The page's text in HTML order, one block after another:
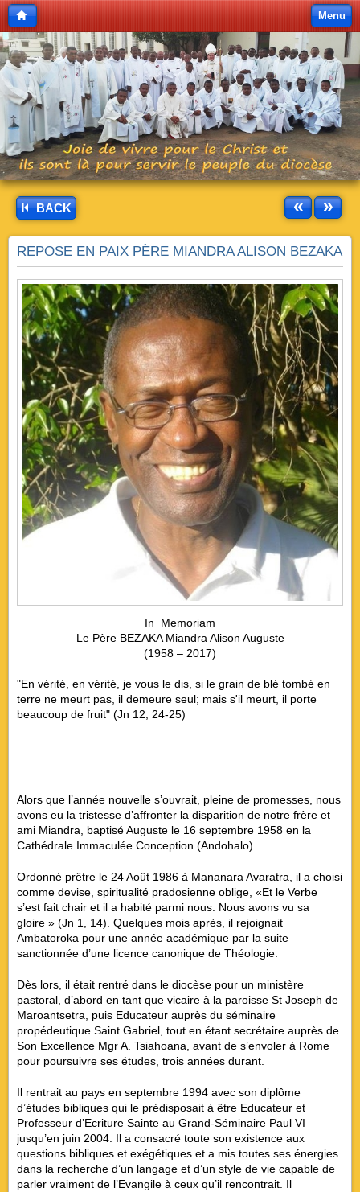
Menu
BACK « »
REPOSE EN PAIX PÈRE MIANDRA ALISON BEZAKA
In Memoriam
Le Père BEZAKA Miandra Alison Auguste
(1958 – 2017)
"En vérité, en vérité, je vous le dis, si le grain de blé tombé en
terre ne meurt pas, il demeure seul; mais s'il meurt, il porte
beaucoup de fruit" (Jn 12, 24-25)
Alors que l’année nouvelle s’ouvrait, pleine de promesses, nous
avons eu la tristesse d’affronter la disparition de notre frère et
ami Miandra, baptisé Auguste le 16 septembre 1958 en la
Cathédrale Immaculée Conception (Andohalo).
Ordonné prêtre le 24 Août 1986 à Mananara Avaratra, il a choisi
comme devise, spiritualité pradosienne oblige, «Et le Verbe
s’est fait chair et il a habité parmi nous. Nous avons vu sa
gloire » (Jn 1, 14). Quelques mois après, il rejoignait
Ambatoroka pour une année académique par la suite
sanctionnée d’une licence canonique de Théologie.
Dès lors, il était rentré dans le diocèse pour un ministère
pastoral, d’abord en tant que vicaire à la paroisse St Joseph de
Maroantsetra, puis Educateur auprès du séminaire
propédeutique Saint Gabriel, tout en étant secrétaire auprès de
Son Excellence Mgr A. Tsiahoana, avant de s’envoler à Rome
pour poursuivre ses études, trois années durant.
Il rentrait au pays en septembre 1994 avec son diplôme
d’études bibliques qui le prédisposait à être Educateur et
Professeur d’Ecriture Sainte au Grand-Séminaire Paul VI
jusqu’en juin 2004. Il a consacré toute son existence aux
questions bibliques et exégétiques et a mis toutes ses énergies
dans la recherche d’un langage et d’un style de vie capable de
parler vraiment de l’Evangile à ceux qu’il rencontrait. Il